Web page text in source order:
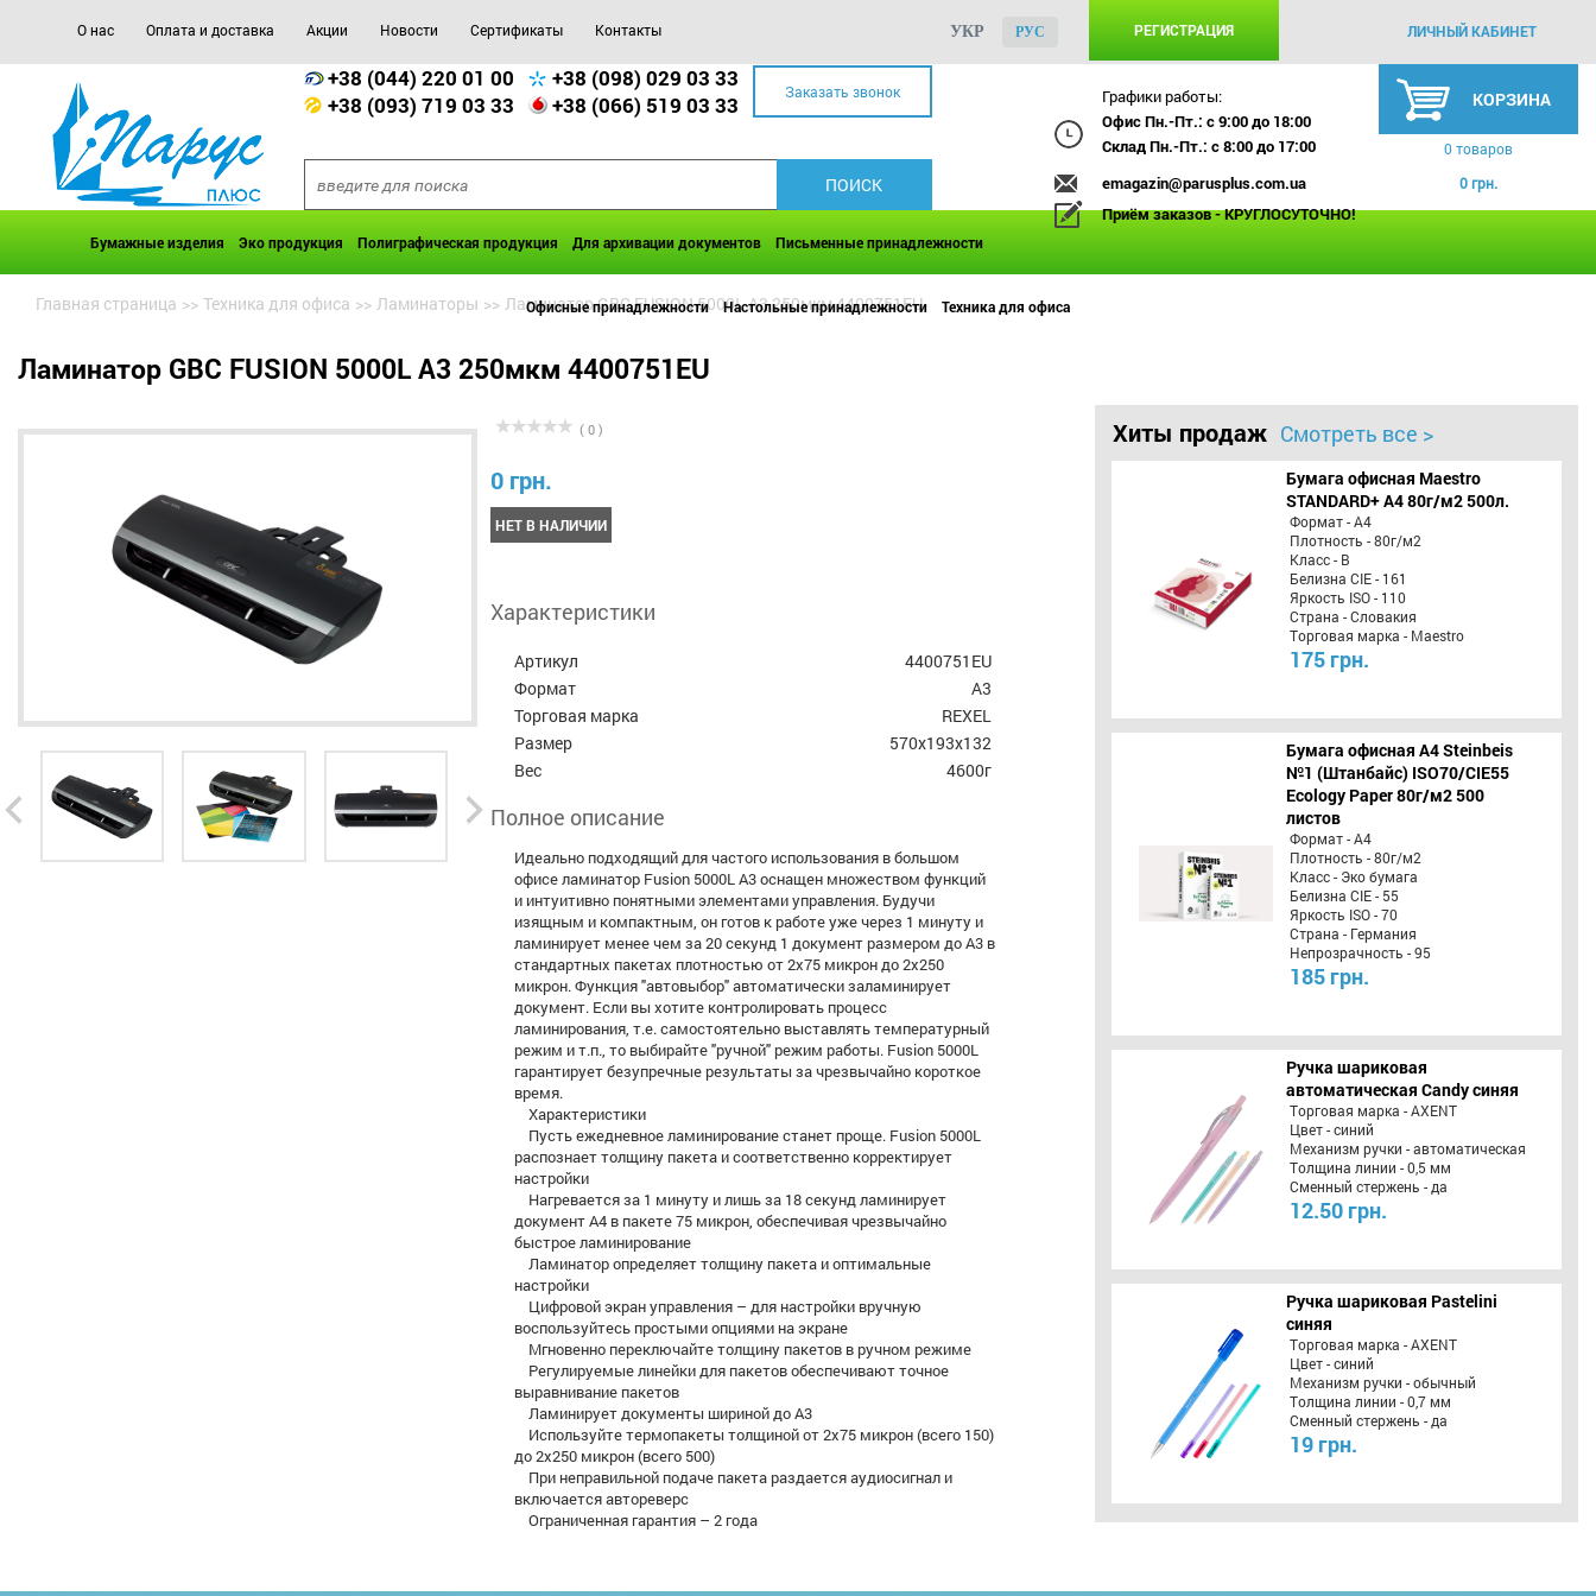
О нас Оплата и доставка Акции Новости Сертификаты Контакты РЕГИСТРАЦИЯ ЛИЧНЫЙ КАБИНЕТ
УКР РУС
+38 (044) 220 01 00
+38 (098) 029 03 33
+38 (093) 719 03 33
+38 (066) 519 03 33 Заказать звонок
Графики работы:
Офис Пн.-Пт.: с 9:00 до 18:00
Склад Пн.-Пт.: с 8:00 до 17:00
emagazin@parusplus.com.ua
Приём заказов - КРУГЛОСУТОЧНО!
КОРЗИНА
0 товаров
0 грн.
Бумажные изделия Эко продукция Полиграфическая продукция Для архивации документов Письменные принадлежности
Офисные принадлежности Настольные принадлежности Техника для офиса
Главная страница >> Техника для офиса >> Ламинаторы >> Ламинатор GBC FUSION 5000L A3 250мкм 4400751EU
Ламинатор GBC FUSION 5000L A3 250мкм 4400751EU
( 0 )
0 грн.
НЕТ В НАЛИЧИИ
Характеристики
Артикул
4400751EU
Формат
А3
Торговая марка
REXEL
Размер
570х193х132
Вес
4600г
Полное описание
Идеально подходящий для частого использования в большом
офисе ламинатор Fusion 5000L А3 оснащен множеством функций
и интуитивно понятными элементами управления. Будучи
изящным и компактным, он готов к работе уже через 1 минуту и
ламинирует менее чем за 20 секунд 1 документ размером до А3 в
стандартных пакетах плотностью от 2x75 микрон до 2х250
микрон. Функция "автовыбор" автоматически заламинирует
документ. Если вы хотите контролировать процесс
ламинирования, т.е. самостоятельно выставлять температурный
режим и т.п., то выбирайте "ручной" режим работы. Fusion 5000L
гарантирует безупречные результаты за чрезвычайно короткое
время.
Характеристики
Пусть ежедневное ламинирование станет проще. Fusion 5000L
распознает толщину пакета и соответственно корректирует
настройки
Нагревается за 1 минуту и лишь за 18 секунд ламинирует
документ А4 в пакете 75 микрон, обеспечивая чрезвычайно
быстрое ламинирование
Ламинатор определяет толщину пакета и оптимальные
настройки
Цифровой экран управления – для настройки вручную
воспользуйтесь простыми опциями на экране
Мгновенно переключайте толщину пакетов в ручном режиме
Регулируемые линейки для пакетов обеспечивают точное
выравнивание пакетов
Ламинирует документы шириной до А3
Используйте термопакеты толщиной от 2x75 микрон (всего 150)
до 2x250 микрон (всего 500)
При неправильной подаче пакета раздается аудиосигнал и
включается автореверс
Ограниченная гарантия – 2 года
Хиты продаж Смотреть все >
Бумага офисная Maestro
STANDARD+ А4 80г/м2 500л.
Формат - А4
Плотность - 80г/м2
Класс - B
Белизна CIE - 161
Яркость ISO - 110
Страна - Словакия
Торговая марка - Maestro
175 грн.
Бумага офисная A4 Steinbeis
№1 (Штанбайс) ISO70/СІЕ55
Ecology Paper 80г/м2 500
листов
Формат - А4
Плотность - 80г/м2
Класс - Эко бумага
Белизна CIE - 55
Яркость ISO - 70
Страна - Германия
Непрозрачность - 95
185 грн.
Ручка шариковая
автоматическая Candy синяя
Торговая марка - AXENT
Цвет - синий
Механизм ручки - автоматическая
Толщина линии - 0,5 мм
Сменный стержень - да
12.50 грн.
Ручка шариковая Pastelini
синяя
Торговая марка - AXENT
Цвет - синий
Механизм ручки - обычный
Толщина линии - 0,7 мм
Сменный стержень - да
19 грн.